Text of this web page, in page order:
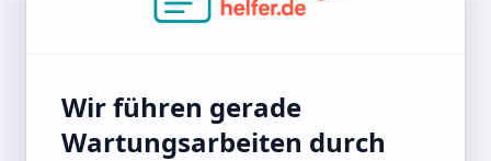
Wir führen gerade
Wartungsarbeiten durch
Die Website ist momentan